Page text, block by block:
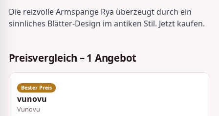
Die reizvolle Armspange Rya überzeugt durch ein
sinnliches Blätter-Design im antiken Stil. Jetzt kaufen.
Preisvergleich – 1 Angebot
vunovu
Vunovu